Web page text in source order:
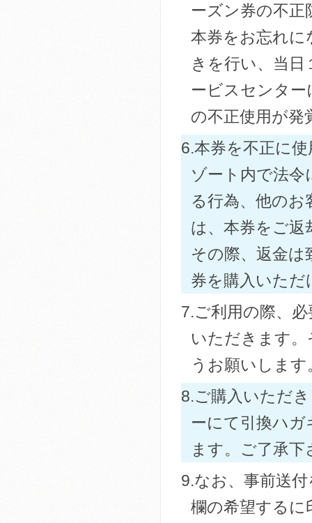
ーズン券の不正
本券をお忘れに
きを行い、当日
ービスセンタ
の不正使用が発
6.本券を不正に
ゾート内で法
る行為、他の
は、本券をご
その際、返金
券を購入いた
7.ご利用の際、
いただきます
うお願いします
8.ご購入いただ
ーにて引換ハ
ます。ご了承下
9.なお、事前送
欄の希望する